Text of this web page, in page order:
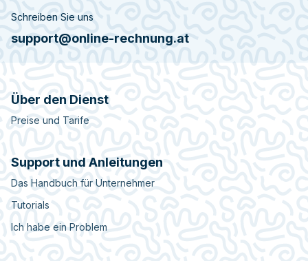
Schreiben Sie uns
support@online-rechnung.at
Über den Dienst
Preise und Tarife
Support und Anleitungen
Das Handbuch für Unternehmer
Tutorials
Ich habe ein Problem